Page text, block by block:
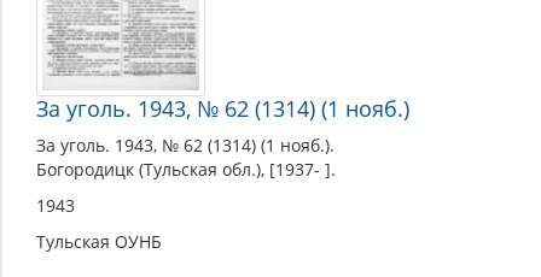
За уголь. 1943, № 62 (1314) (1 нояб.)
За уголь. 1943, № 62 (1314) (1 нояб.).
Богородицк (Тульская обл.), [1937- ].
1943
Тульская ОУНБ